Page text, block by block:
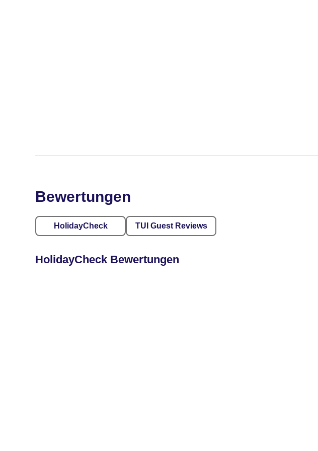
Bewertungen
HolidayCheck TUI Guest Reviews
HolidayCheck Bewertungen